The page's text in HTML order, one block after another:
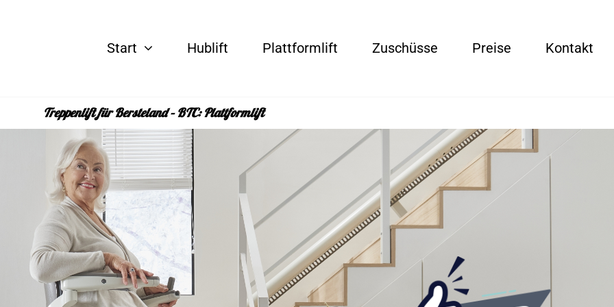
Start Hublift Plattformlift Zuschüsse Preise Kontakt
Treppenlift für Bersteland – BTC: Plattformlift